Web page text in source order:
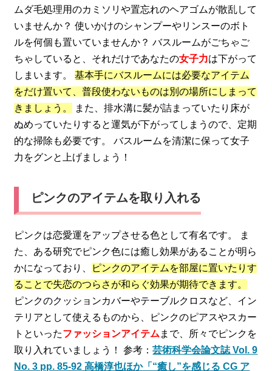
ムダ毛処理用のカミソリや置忘れのヘアゴムが散乱して
いませんか？ 使いかけのシャンプーやリンスーのボト
ルを何個も置いていませんか？ バスルームがごちゃご
ちゃしていると、それだけであなたの女子力は下がって
しまいます。基本手にバスルームには必要なアイテム
をだけ置いて、普段使わないものは別の場所にしまって
きましょう。
また、排水溝に髪が詰まっていたり床が
ぬめっていたりすると運気が下がってしまうので、定期
的な掃除も必要です。 バスルームを清潔に保って女子
力をグンと上げましょう！
ピンクのアイテムを取り入れる
ピンクは恋愛運をアップさせる色として有名です。 ま
た、ある研究でピンク色には癒し効果があることが明ら
かになっており、
ピンクのアイテムを部屋に置いたりす
ることで失恋のつらさが和らぐ効果が期待できます。
ピンクのクッションカバーやテーブルクロスなど、イン
テリアとして使えるものから、ピンクのピアスやスカー
トといったファッションアイテム まで、所々でピンクを
取り入れていましょう！ 参考：芸術科学会論文誌 Vol. 9
No. 3 pp. 85-92 高橋淳也ほか「“癒し”を感じる CG ア